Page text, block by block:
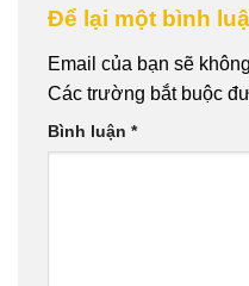
Để lại một bình
Email của bạn sẽ
Các trường bắt buộc
Bình luận *